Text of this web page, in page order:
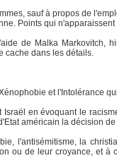
sauf à propos de
Points qui n'apparaissent
de Malka Markovitch,
cache dans les détails.
et l'Intolérance
en évoquant le
américain la décision
l'antisémitisme, la
ou de leur croyance, et à